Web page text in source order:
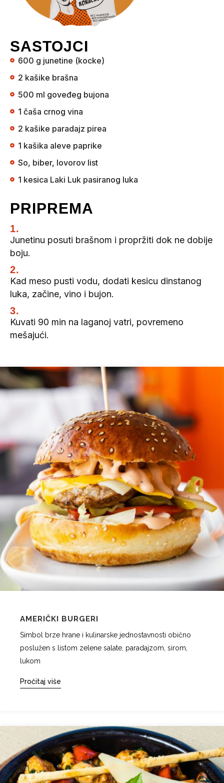
SASTOJCI
600 g junetine (kocke)
2 kašike brašna
500 ml goveđeg bujona
1 čaša crnog vina
2 kašike paradajz pirea
1 kašika aleve paprike
So, biber, lovorov list
1 kesica Laki Luk pasiranog luka
PRIPREMA
1.
Junetinu posuti brašnom i propržiti dok ne dobije
boju.
2.
Kad meso pusti vodu, dodati kesicu dinstanog
luka, začine, vino i bujon.
3.
Kuvati 90 min na laganoj vatri, povremeno
mešajući.
AMERIČKI BURGERI
Simbol brze hrane i kulinarske jednostavnosti obično
poslužen s listom zelene salate, paradajzom, sirom,
lukom
Pročitaj više